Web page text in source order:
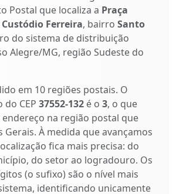
Postal que localiza a Praça
Custódio Ferreira, bairro Santo
do sistema de distribuição
Alegre/MG, região Sudeste do
em 10 regiões postais. O
CEP 37552-132 é o 3, o que
na região postal que
Gerais. À medida que avançamos
fica mais precisa: do
do setor ao logradouro. Os
(o sufixo) são o nível mais
identificando unicamente